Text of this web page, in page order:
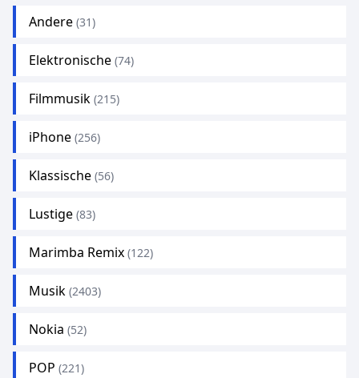
Andere (31)
Elektronische (74)
Filmmusik (215)
iPhone (256)
Klassische (56)
Lustige (83)
Marimba Remix (122)
Musik (2403)
Nokia (52)
POP (221)